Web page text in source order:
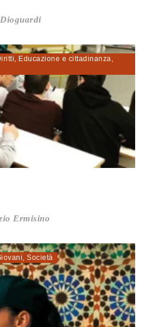
, Educazione e cittadinanza,
Quando la scuol...
Ermisino
, Società